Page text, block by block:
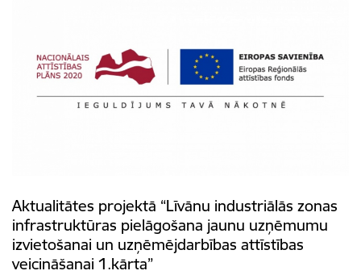
Aktualitātes projektā “Līvānu industriālās zonas
infrastruktūras pielāgošana jaunu uzņēmumu
izvietošanai un uzņēmējdarbības attīstības
veicināšanai 1.kārta”